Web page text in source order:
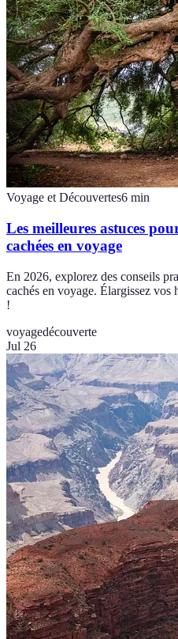
Voyage et Découvertes6 min
Les meilleures astuces
cachées en voyage
En 2026, explorez des conseils
cachés en voyage. Élargissez vos
!
voyagedécouverte
Jul 26